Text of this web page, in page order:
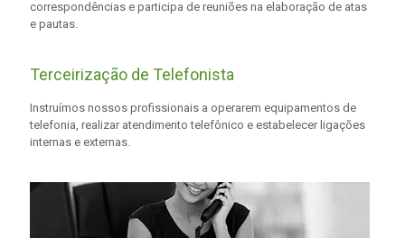
correspondências e participa de reuniões na elaboração de atas
e pautas.
Terceirização de Telefonista
Instruímos nossos profissionais a operarem equipamentos de
telefonia, realizar atendimento telefônico e estabelecer ligações
internas e externas.